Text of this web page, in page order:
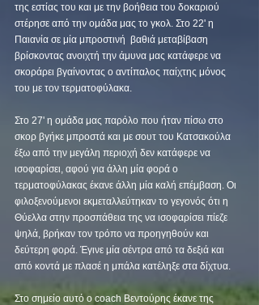
της εστίας του και με την βοήθεια του δοκαριού
στέρησε από την ομάδα μας το γκολ. Στο 22' η
Παιανία σε μία μπροστινή  βαθιά μεταβίβαση
βρίσκοντας ανοιχτή την άμυνα μας κατάφερε να
σκοράρει βγαίνοντας ο αντίπαλος παίχτης μόνος
του με τον τερματοφύλακα.
Στο 27' η ομάδα μας παρόλο που ήταν πίσω στο
σκορ βγήκε μπροστά και με σουτ του Κατσακούλα
έξω από την μεγάλη περιοχή δεν κατάφερε να
ισοφαρίσει, αφού για άλλη μία φορά ο
τερματοφύλακας έκανε άλλη μία καλή επέμβαση. Οι
φιλοξενούμενοι εκμεταλλεύτηκαν το γεγονός ότι η
Θύελλα στην προσπάθεια της να ισοφαρίσει πίεζε
ψηλά, βρήκαν τον τρόπο να προηγηθούν και
δεύτερη φορά. Έγινε μία σέντρα από τα δεξιά και
από κοντά με πλασέ η μπάλα κατέληξε στα δίχτυα.
Στο σημείο αυτό ο coach Βεντούρης έκανε της